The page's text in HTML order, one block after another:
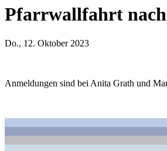
Pfarrwallfahrt
Do., 12. Oktober 2023
Anmeldungen sind bei Anita Grath und